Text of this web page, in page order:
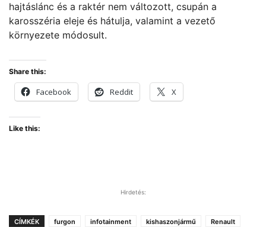
hajtáslánc és a raktér nem változott, csupán a
karosszéria eleje és hátulja, valamint a vezető
környezete módosult.
Share this:
Facebook Reddit X
Like this:
Hirdetés:
CÍMKÉK furgon infotainment kishaszonjármű
Renault